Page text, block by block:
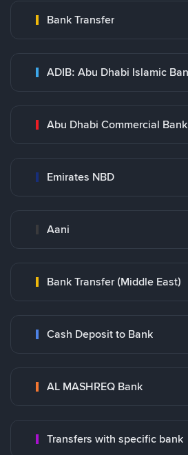
Bank Transfer
ADIB: Abu Dhabi Islamic
Abu Dhabi Commercial
Emirates NBD
Aani
Bank Transfer (Middle East)
Cash Deposit to Bank
AL MASHREQ Bank
Transfers with specific bank